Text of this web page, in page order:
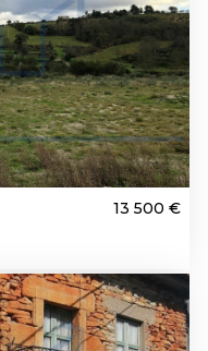
13 500 €